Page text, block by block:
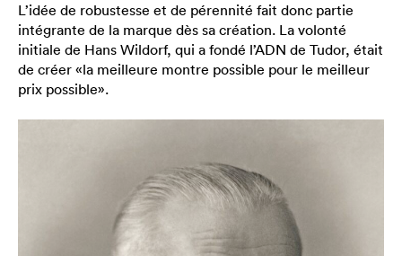
L’idée de robustesse et de pérennité fait donc partie
intégrante de la marque dès sa création. La volonté
initiale de Hans Wildorf, qui a fondé l’ADN de Tudor, était
de créer «la meilleure montre possible pour le meilleur
prix possible».